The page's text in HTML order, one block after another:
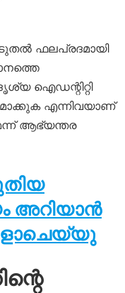
ഫലപ്രദമായി
ഐഡന്റിറ്റി
എന്നിവയാണ്
ആഭ്യന്തര
അറിയാൻ